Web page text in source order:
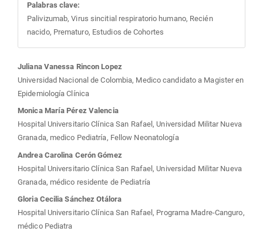
Palabras clave:
Palivizumab, Virus sincitial respiratorio humano, Recién
nacido, Prematuro, Estudios de Cohortes
Contenido
principal
del
artículo
Juliana Vanessa Rincon Lopez
Universidad Nacional de Colombia, Medico candidato a Magister en
Epidemiología Clínica
Monica María Pérez Valencia
Hospital Universitario Clínica San Rafael, Universidad Militar Nueva
Granada, medico Pediatría, Fellow Neonatología
Andrea Carolina Cerón Gómez
Hospital Universitario Clínica San Rafael, Universidad Militar Nueva
Granada, médico residente de Pediatría
Gloria Cecilia Sánchez Otálora
Hospital Universitario Clínica San Rafael, Programa Madre-Canguro,
médico Pediatra